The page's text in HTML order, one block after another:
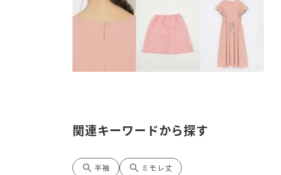
関連キーワードから探す
search 半袖 search ミモレ丈